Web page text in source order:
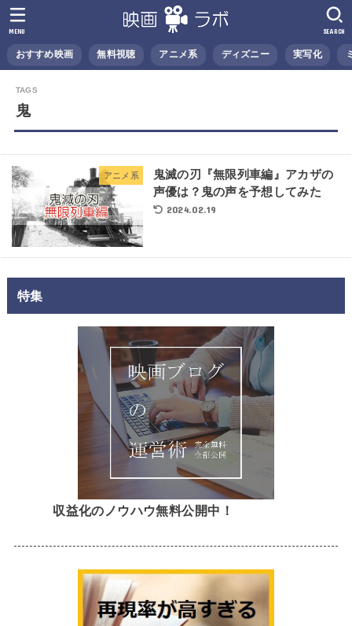
おすすめ映画 無料視聴 アニメ系 ディズニー 実写化
SEARCH
MENU
鬼
アニメ系
鬼滅の刃『無限列車編』アカザの
声優は？鬼の声を予想してみた
2024.02.19
特集
収益化のノウハウ無料公開中！